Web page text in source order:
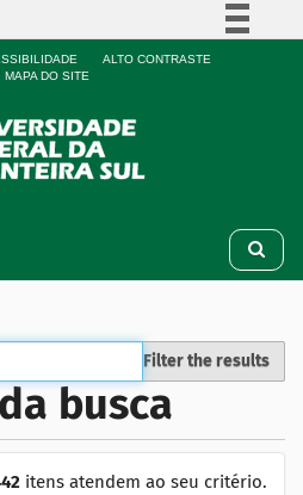
Simplifique!
Participe
Acesso à informação
ALTO CONTRASTE
MAPA DO SITE
Filter the results
busca
itens atendem ao seu critério.
data (mais recente primeiro)